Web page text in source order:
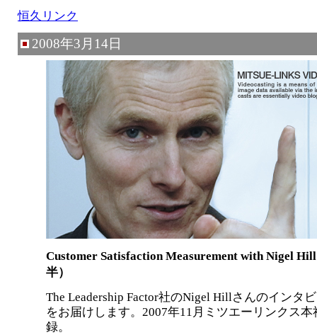
恒久リンク
2008年3月14日
Customer Satisfaction Measurement with Nigel
半）
The Leadership Factor社のNigel Hillさんのインタ
をお届けします。2007年11月ミツエーリンクス本
録。